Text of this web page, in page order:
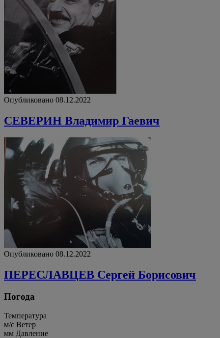
Опубликовано 08.12.2022
СЕВЕРИН Владимир Гаевич
Опубликовано 08.12.2022
ПЕРЕСЛАВЦЕВ Сергей Борисович
Погода
Температура
м/c Ветер
мм Давление